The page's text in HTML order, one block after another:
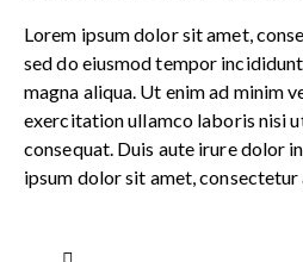
Lorem ipsum dolor sit amet,
sed do eiusmod tempor
magna aliqua. Ut enim ad minim
exercitation ullamco laboris nisi
consequat. Duis aute irure dolor
ipsum dolor sit amet,